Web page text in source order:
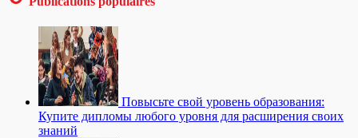
Повысьте свой уровень образования:
Купите дипломы любого уровня для расширения своих
знаний